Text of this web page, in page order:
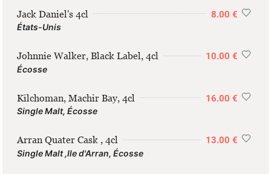
Jack Daniel's 4cl 8.00 €
États-Unis
Johnnie Walker, Black Label, 4cl 10.00 €
Écosse
Kilchoman, Machir Bay, 4cl 16.00 €
Single Malt, Écosse
Arran Quater Cask , 4cl 13.00 €
Single Malt ,Ile d'Arran, Écosse